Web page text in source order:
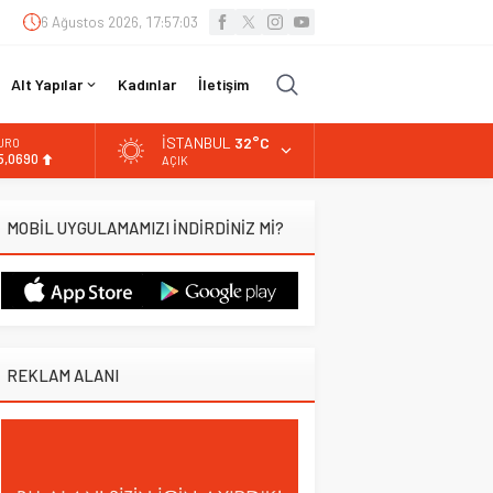
6 Ağustos 2026, 17:57:04
Alt Yapılar Kadınlar İletişim
İSTANBUL 32°C
AÇIK
MOBİL UYGULAMAMIZI İNDİRDİNİZ Mİ?
REKLAM ALANI